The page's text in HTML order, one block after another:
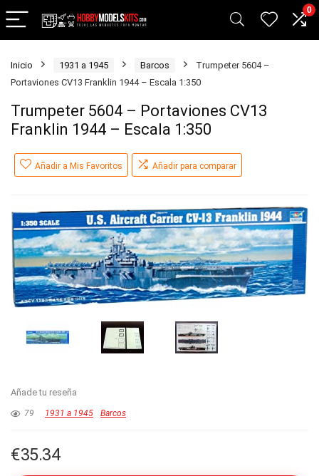
0
Inicio 1931 a 1945 Barcos
Trumpeter 5604 –
Portaviones CV13 Franklin 1944 – Escala 1:350
Trumpeter 5604 – Portaviones CV13
Franklin 1944 – Escala 1:350
Añadir a Mis Favoritos Añadir para comparar
Añade tu reseña
79 1931 a 1945 Barcos
€35.34